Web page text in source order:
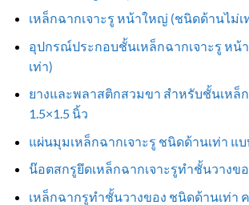
เหล็กฉากเจาะรู หน้าใหญ่ (ชนิดด้านไม่เ
อุปกรณ์ประกอบชั้นเหล็กฉากเจาะรู หน้
เท่า)
ยางและพลาสติกสวมขา สำหรับชั้นเหล็
1.5×1.5 นิ้ว
แผ่นมุมเหล็กฉากเจาะรู ชนิดด้านเท่า แ
น๊อตสกรูยึดเหล็กฉากเจาะรูทำชั้นวางข
เหล็กฉากรูทำชั้นวางของ ชนิดด้านเท่า